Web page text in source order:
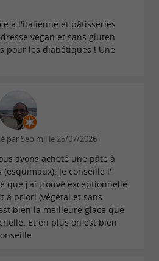
à l'italienne et pâtisseries
vegan et sans gluten
pour les diabétiques ! Une
par Seb mil le 25/07/2026
avons acheté une pâte à
Je conseille l'
que j'ai trouvé exceptionnelle.
à priori (végétal et sans
bien la meilleure glace que
Et en plus on est bien